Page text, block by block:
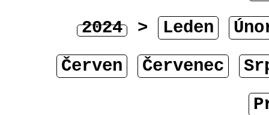
2024 > Leden
Červen
Červenec